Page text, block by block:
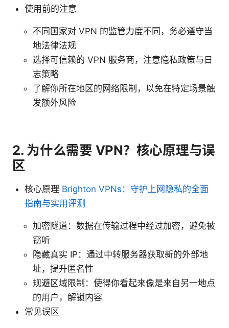
使用前的注意
不同国家对 VPN 的监管力度不同，务必遵守当
地法律法规
选择可信赖的 VPN 服务商，注意隐私政策与日
志策略
了解你所在地区的网络限制，以免在特定场景触
发额外风险
2. 为什么需要 VPN？核心原理与误
区
核心原理 Brighton VPNs：守护上网隐私的全面
指南与实用评测
加密隧道：数据在传输过程中经过加密，避免被
窃听
隐藏真实 IP：通过中转服务器获取新的外部地
址，提升匿名性
规避区域限制：使得你看起来像是来自另一地点
的用户，解锁内容
常见误区